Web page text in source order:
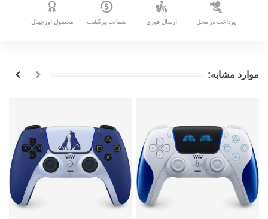
پرداخت در محل ارسال فوری ضمانت برگشت محصول اورجینال
موارد مشابه: